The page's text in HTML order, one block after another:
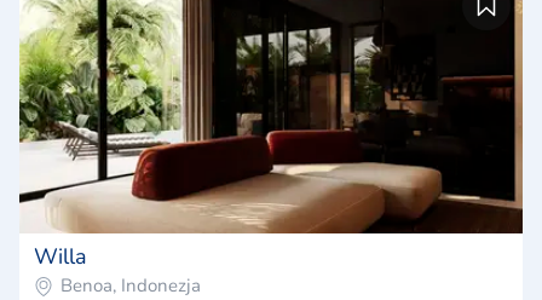
Willa
Benoa, Indonezja